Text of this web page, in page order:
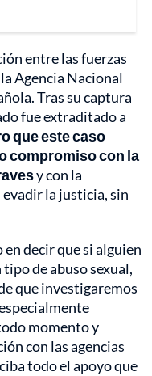
entre las fuerzas
Agencia Nacional
Tras su captura
fue extraditado a
que este caso
compromiso con la
y con la
la justicia, sin
decir que si alguien
de abuso sexual,
que investigaremos
momento y
con las agencias
todo el apoyo que